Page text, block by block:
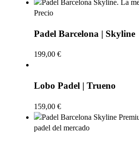
Padel Barcelona | Skyline
199,00 €
Lobo Padel | Trueno
159,00 €